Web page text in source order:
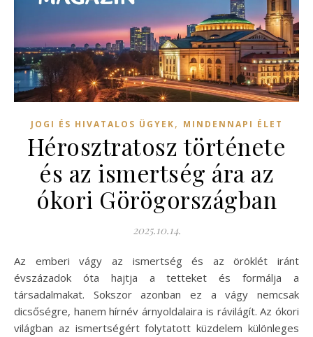
JOGI ÉS HIVATALOS ÜGYEK, MINDENNAPI ÉLET
Hérosztratosz története
és az ismertség ára az
ókori Görögországban
2025.10.14.
Az emberi vágy az ismertség és az öröklét iránt
évszázadok óta hajtja a tetteket és formálja a
társadalmakat. Sokszor azonban ez a vágy nemcsak
dicsőségre, hanem hírnév árnyoldalaira is rávilágít. Az ókori
világban az ismertségért folytatott küzdelem különleges